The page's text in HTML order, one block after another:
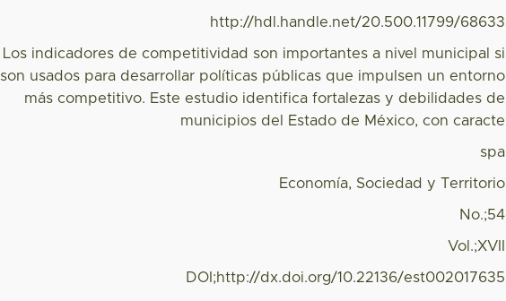
http://hdl.handle.net/20.500.11799/68633
Los indicadores de competitividad son importantes a nivel municipal si
son usados para desarrollar políticas públicas que impulsen un entorno
más competitivo. Este estudio identifica fortalezas y debilidades de
municipios del Estado de México, con caracte
spa
Economía, Sociedad y Territorio
No.;54
Vol.;XVII
DOI;http://dx.doi.org/10.22136/est002017635